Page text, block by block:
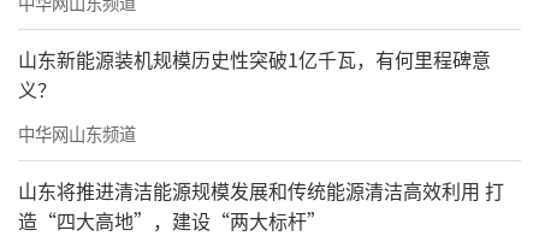
山东新能源装机规模历史性突破1亿千瓦，有何里程碑意
义？
中华网山东频道
山东将推进清洁能源规模发展和传统能源清洁高效利用 打
造“四大高地”，建设“两大标杆”